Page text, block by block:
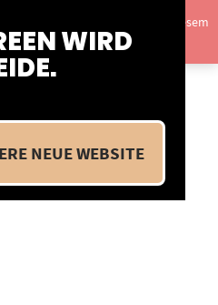
WIRD
NEUE WEBSITE
wir uns im Betriebsurlaub. In diesem
statt.Ausblenden